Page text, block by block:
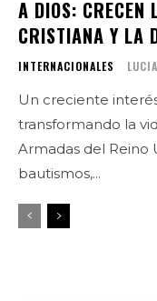
A DIOS: CRECEN
CRISTIANA Y LA
INTERNACIONALES
Un creciente
transformando la
Armadas del Reino
bautismos,...